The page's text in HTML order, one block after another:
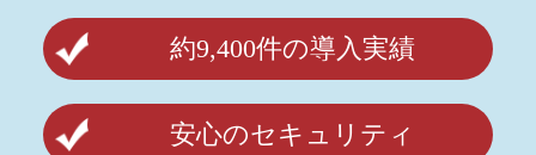
約9,400件の導入実績
安心のセキュリティ